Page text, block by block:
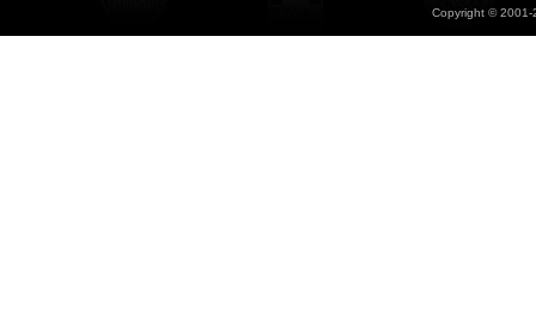
Copyright ©